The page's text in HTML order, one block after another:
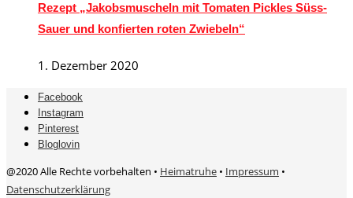
Rezept „Jakobsmuscheln mit Tomaten Pickles Süss-
Sauer und konfierten roten Zwiebeln“
1. Dezember 2020
Facebook
Instagram
Pinterest
Bloglovin
@2020 Alle Rechte vorbehalten • Heimatruhe • Impressum •
Datenschutzerklärung